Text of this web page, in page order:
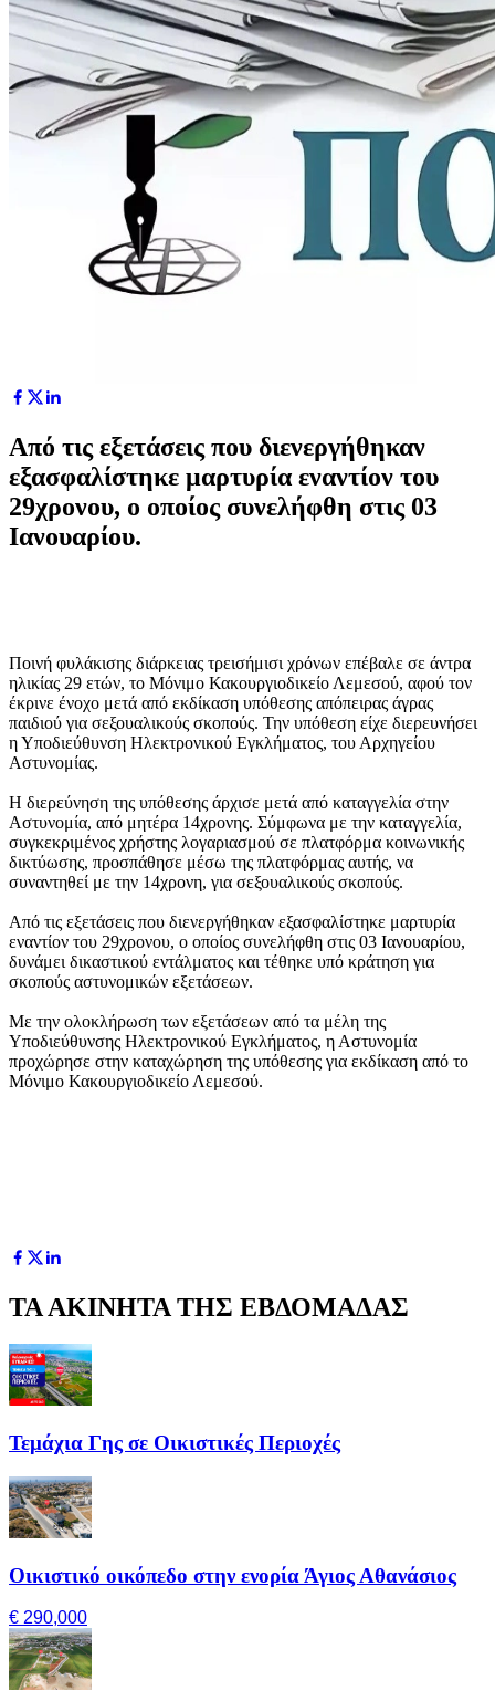
Από τις εξετάσεις που διενεργήθηκαν
εξασφαλίστηκε μαρτυρία εναντίον του
29χρονου, ο οποίος συνελήφθη στις 03
Ιανουαρίου.
Ποινή φυλάκισης διάρκειας τρεισήμισι χρόνων επέβαλε σε άντρα
ηλικίας 29 ετών, το Μόνιμο Κακουργιοδικείο Λεμεσού, αφού τον
έκρινε ένοχο μετά από εκδίκαση υπόθεσης απόπειρας άγρας
παιδιού για σεξουαλικούς σκοπούς. Την υπόθεση είχε διερευνήσει
η Υποδιεύθυνση Ηλεκτρονικού Εγκλήματος, του Αρχηγείου
Αστυνομίας.
Η διερεύνηση της υπόθεσης άρχισε μετά από καταγγελία στην
Αστυνομία, από μητέρα 14χρονης. Σύμφωνα με την καταγγελία,
συγκεκριμένος χρήστης λογαριασμού σε πλατφόρμα κοινωνικής
δικτύωσης, προσπάθησε μέσω της πλατφόρμας αυτής, να
συναντηθεί με την 14χρονη, για σεξουαλικούς σκοπούς.
Από τις εξετάσεις που διενεργήθηκαν εξασφαλίστηκε μαρτυρία
εναντίον του 29χρονου, ο οποίος συνελήφθη στις 03 Ιανουαρίου,
δυνάμει δικαστικού εντάλματος και τέθηκε υπό κράτηση για
σκοπούς αστυνομικών εξετάσεων.
Με την ολοκλήρωση των εξετάσεων από τα μέλη της
Υποδιεύθυνσης Ηλεκτρονικού Εγκλήματος, η Αστυνομία
προχώρησε στην καταχώρηση της υπόθεσης για εκδίκαση από το
Μόνιμο Κακουργιοδικείο Λεμεσού.
ΤΑ ΑΚΙΝΗΤΑ ΤΗΣ ΕΒΔΟΜΑΔΑΣ
Τεμάχια Γης σε Οικιστικές Περιοχές
Οικιστικό οικόπεδο στην ενορία Άγιος Αθανάσιος
€ 290,000